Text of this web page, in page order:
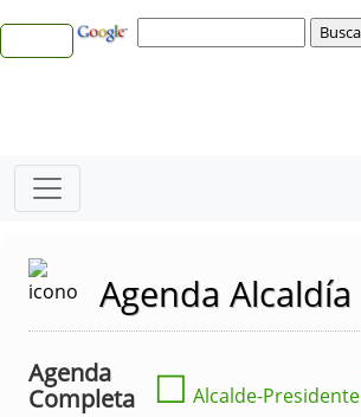
Agenda Alcaldía
Agenda
Completa
☐ Alcalde-Presidente